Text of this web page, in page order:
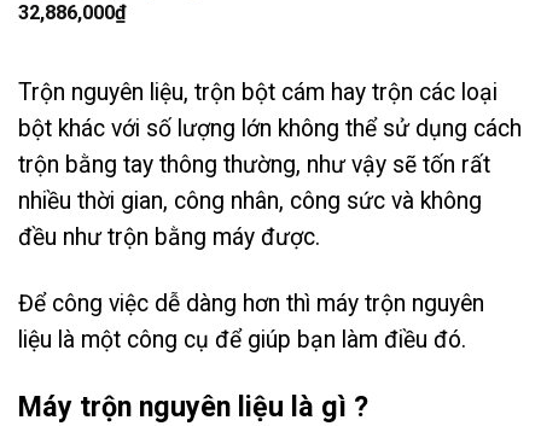
32,886,000₫
Trộn nguyên liệu, trộn bột cám hay trộn các loại
bột khác với số lượng lớn không thể sử dụng cách
trộn bằng tay thông thường, như vậy sẽ tốn rất
nhiều thời gian, công nhân, công sức và không
đều như trộn bằng máy được.
Để công việc dễ dàng hơn thì máy trộn nguyên
liệu là một công cụ để giúp bạn làm điều đó.
Máy trộn nguyên liệu là gì ?